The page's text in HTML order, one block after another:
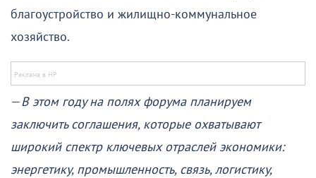
благоустройство и жилищно-коммунальное
хозяйство.
—В этом году на полях форума планируем
заключить соглашения, которые охватывают
широкий спектр ключевых отраслей экономики:
энергетику, промышленность, связь, логистику,